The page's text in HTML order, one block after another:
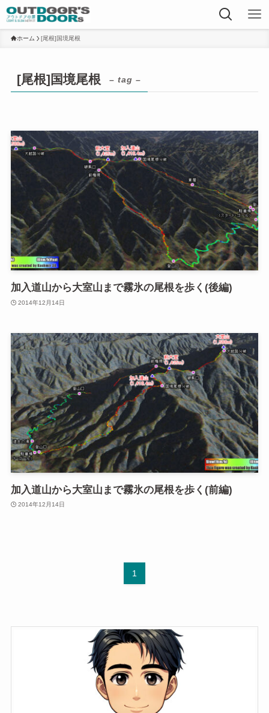
ホーム [尾根]国境尾根
[尾根]国境尾根 – tag –
加入道山から大室山まで霧氷の尾根を歩く(後編)
2014年12月14日
加入道山から大室山まで霧氷の尾根を歩く(前編)
2014年12月14日
1